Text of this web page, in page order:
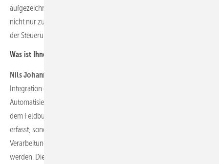
aufgezeichneten Signale eingesetzt. Diese Technologien werden
nicht nur zur Überwachung, sondern auch direkt zur Optimierung
der Steuerung und Regelung dieser Anlagen genutzt.
Was ist Ihnen hier besonders wichtig oder neu?
Nils Johannsen:
Integration der verschiedenen Technologien in die
Automatisierungstechnik. Mit der PC-basierten Automatisierung und
dem Feldbus EtherCAT können die Signale nicht nur hochfrequent
erfasst, sondern auch an den Industrie-PC zur zentralen
Verarbeitung und deterministischen Auswertung übertragen
werden. Die Integration von Machine-Learning-Modellen in die